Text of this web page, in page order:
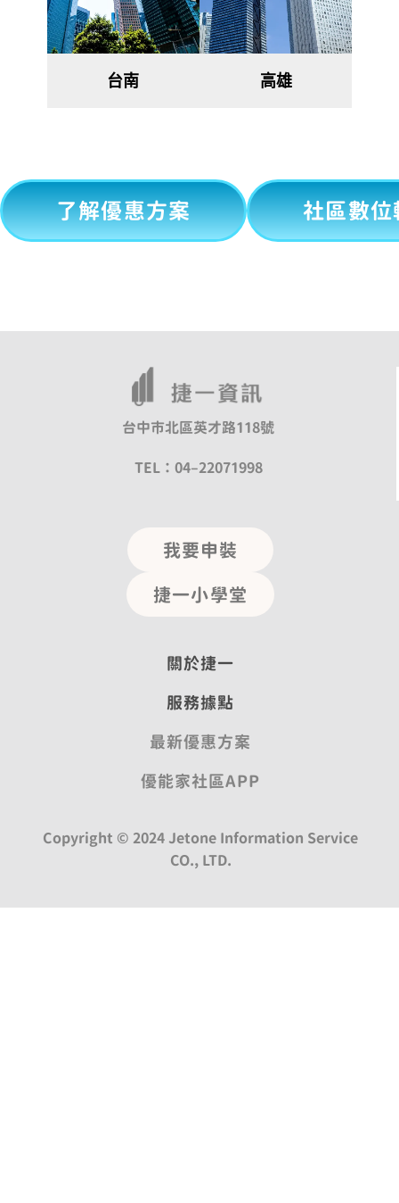
台南 高雄
了解優惠方案 社區數位
台中市北區英才路118號
TEL：04–22071998
我要申裝
捷一小學堂
關於捷一
服務據點
最新優惠方案
優能家社區APP
Copyright © 2024 Jetone Information Service
CO., LTD.